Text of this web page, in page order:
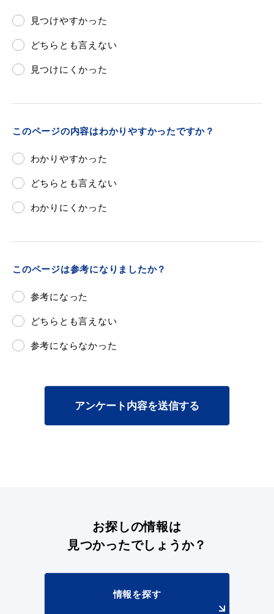
見つけやすかった
どちらとも言えない
見つけにくかった
このページの内容はわかりやすかったですか？
わかりやすかった
どちらとも言えない
わかりにくかった
このページは参考になりましたか？
参考になった
どちらとも言えない
参考にならなかった
アンケート内容を送信する
お探しの情報は
見つかったでしょうか？
情報を探す